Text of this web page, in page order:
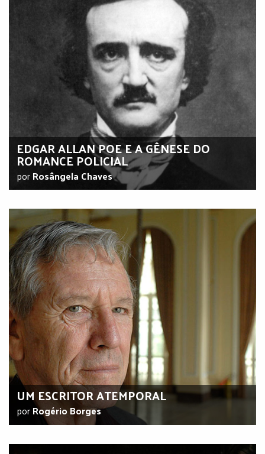
EDGAR ALLAN POE E A GÊNESE DO
ROMANCE POLICIAL
porRosângela Chaves
UM ESCRITOR ATEMPORAL
porRogério Borges